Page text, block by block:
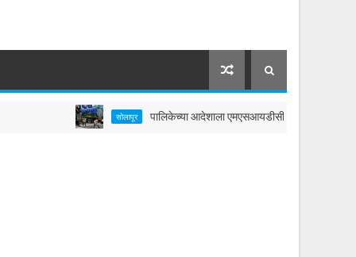
सोलापूर पालिकेच्या आदेशाला एमएसआयडीसीचा ठेंगा?; आयुक्तांच्या